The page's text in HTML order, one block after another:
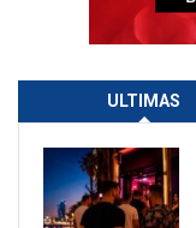
ULTIMAS